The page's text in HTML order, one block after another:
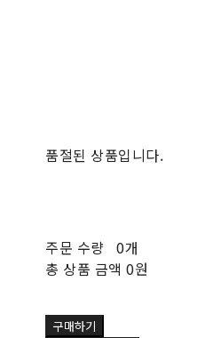
품절된 상품입니다.
주문 수량 0개
총 상품 금액 0원
구매하기